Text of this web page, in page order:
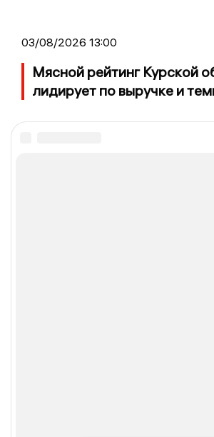
03/08/2026 13:00
Мясной рейтинг Курской
лидирует по выручке и